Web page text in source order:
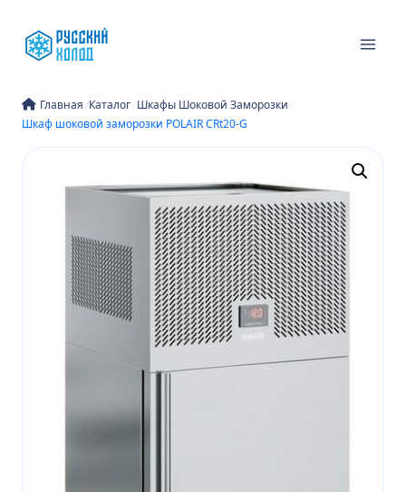
содержимому
Главная/Каталог/Шкафы Шоковой Заморозки/
Шкаф шоковой заморозки POLAIR CRt20-G